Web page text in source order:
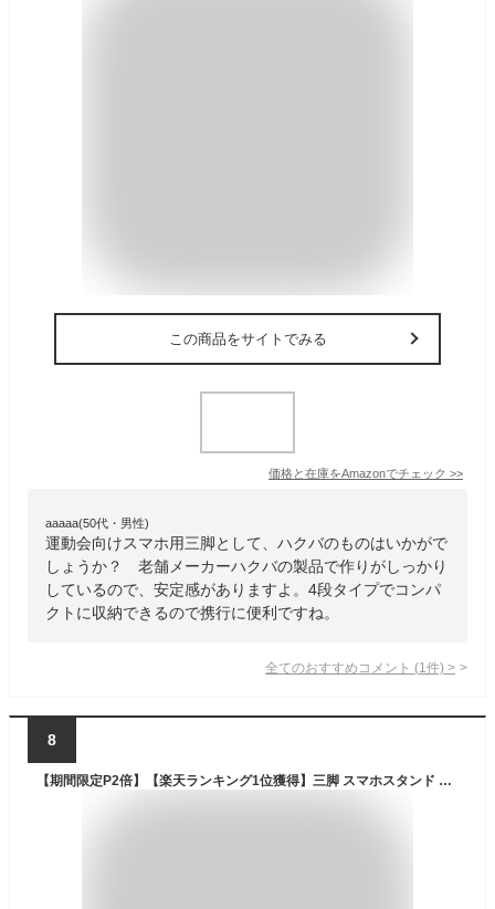
この商品をサイトでみる
価格と在庫をAmazonでチェック >>
aaaaa(50代・男性)
運動会向けスマホ用三脚として、ハクバのものはいかがで
しょうか？ 老舗メーカーハクバの製品で作りがしっかり
しているので、安定感がありますよ。4段タイプでコンパ
クトに収納できるので携行に便利ですね。
全てのおすすめコメント (1 件) >
8
【期間限定P2倍】【楽天ランキング1位獲得】三脚 スマホスタンド 長い 高い スマホ 携帯 スタンド スマホ三脚 自撮り棒 iphone アンドロイド iphoneスタンド 自撮り 軽量 コンパクト スマホ用三脚 便利 三脚スタンド 新スマホホルダー 210cm 160cm 送料無料